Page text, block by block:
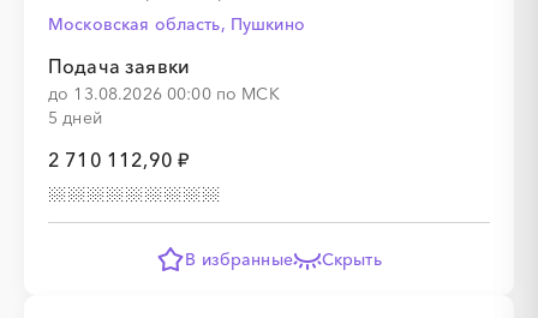
Московская область, Пушкино
Подача заявки
до 13.08.2026 00:00 по МСК
5 дней
2 710 112,90 ₽
В избранные Скрыть